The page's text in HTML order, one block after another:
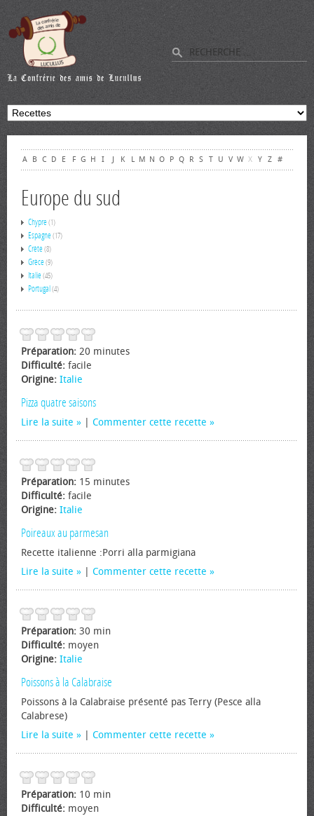
A B C D E F G H I J K L M N O P Q R S T U V W X Y Z #
Europe du sud
Chypre(1)
Espagne(17)
Crète(8)
Grèce(9)
Italie(45)
Portugal (4)
Préparation: 20 minutes
Difficulté: facile
Origine: Italie
Pizza quatre saisons
Lire la suite Commenter cette recette
Préparation: 15 minutes
Difficulté: facile
Origine: Italie
Poireaux au parmesan
Recette italienne :Porri alla parmigiana
Lire la suite
Commenter cette recette
Préparation: 30 min
Difficulté: moyen
Origine: Italie
Poissons à la Calabraise
Poissons à la Calabraise présenté pas Terry (Pesce alla
Calabrese)
Lire la suite
Commenter cette recette
Préparation: 10 min
Difficulté: moyen